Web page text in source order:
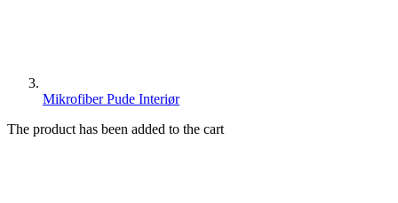
Mikrofiber Pude Interiør
The product has been added to the cart